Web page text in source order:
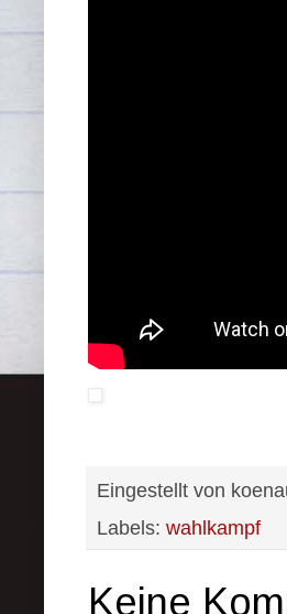
Eingestellt von
Labels: wahlkampf
Keine